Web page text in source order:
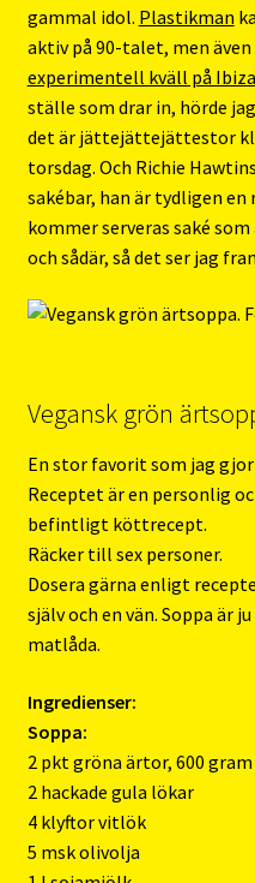
gammal idol. Plastikman
aktiv på 90-talet, men
experimentell kväll på
ställe som drar in, hörde
det är jättejättejättestor
torsdag. Och Richie
sakébar, han är tydligen
kommer serveras saké
och sådär, så det ser jag
Vegansk grön
En stor favorit som jag
Receptet är en personlig
befintligt köttrecept.
Räcker till sex personer.
Dosera gärna enligt
själv och en vän. Soppa är
matlåda.
Ingredienser:
Soppa:
2 pkt gröna ärtor, 600 gram
2 hackade gula lökar
4 klyftor vitlök
5 msk olivolja